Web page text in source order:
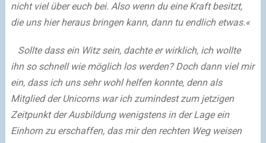
nicht viel über euch bei. Also wenn du eine Kraft besitzt,
die uns hier heraus bringen kann, dann tu endlich etwas.«
Sollte dass ein Witz sein, dachte er wirklich, ich wollte
ihn so schnell wie möglich los werden? Doch dann viel mir
ein, dass ich uns sehr wohl helfen konnte, denn als
Mitglied der Unicorns war ich zumindest zum jetzigen
Zeitpunkt der Ausbildung wenigstens in der Lage ein
Einhorn zu erschaffen, das mir den rechten Weg weisen